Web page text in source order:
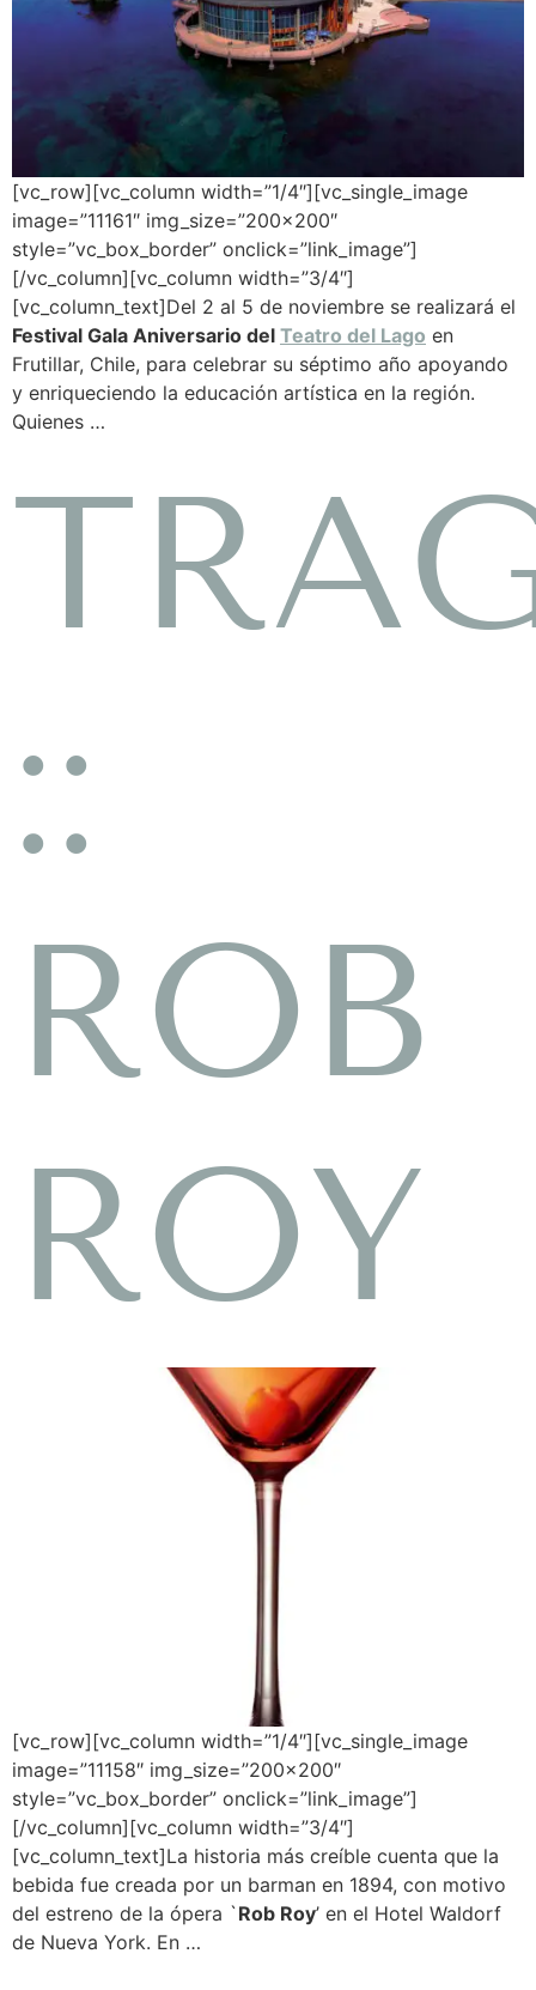
[vc_row][vc_column width=”1/4″][vc_single_image
image=”11161″ img_size=”200×200″
style=”vc_box_border” onclick=”link_image”]
[/vc_column][vc_column width=”3/4″]
[vc_column_text]Del 2 al 5 de noviembre se realizará el
Festival Gala Aniversario del Teatro del Lago en
Frutillar, Chile, para celebrar su séptimo año apoyando
y enriqueciendo la educación artística en la región.
Quienes …
::
ROB
ROY
[vc_row][vc_column width=”1/4″][vc_single_image
image=”11158″ img_size=”200×200″
style=”vc_box_border” onclick=”link_image”]
[/vc_column][vc_column width=”3/4″]
[vc_column_text]La historia más creíble cuenta que la
bebida fue creada por un barman en 1894, con motivo
del estreno de la ópera `Rob Roy’ en el Hotel Waldorf
de Nueva York. En …